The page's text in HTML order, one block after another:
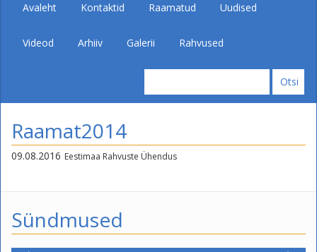
Avaleht Kontaktid Raamatud Uudised
Videod Arhiiv Galerii Rahvused
Raamat2014
09.08.2016 Eestimaa Rahvuste Ühendus
Sündmused